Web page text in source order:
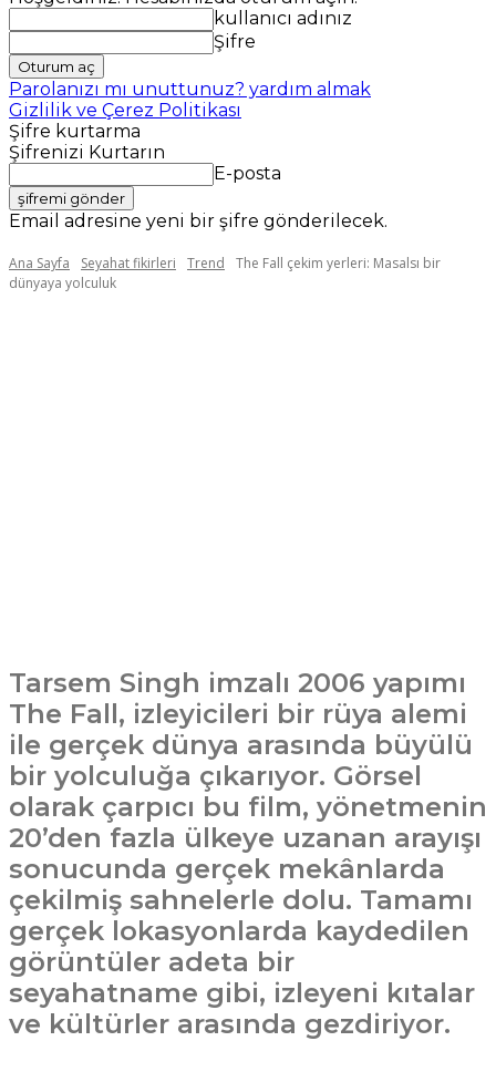
kullanıcı adınız
Şifre
Parolanızı mı unuttunuz? yardım almak
Gizlilik ve Çerez Politikası
Şifre kurtarma
Şifrenizi Kurtarın
E-posta
Email adresine yeni bir şifre gönderilecek.
Ana Sayfa Seyahat fikirleri Trend
The Fall çekim yerleri: Masalsı bir
dünyaya yolculuk
Tarsem Singh imzalı 2006 yapımı
The Fall, izleyicileri bir rüya alemi
ile gerçek dünya arasında büyülü
bir yolculuğa çıkarıyor. Görsel
olarak çarpıcı bu film, yönetmenin
20’den fazla ülkeye uzanan arayışı
sonucunda gerçek mekânlarda
çekilmiş sahnelerle dolu. Tamamı
gerçek lokasyonlarda kaydedilen
görüntüler adeta bir
seyahatname gibi, izleyeni kıtalar
ve kültürler arasında gezdiriyor.